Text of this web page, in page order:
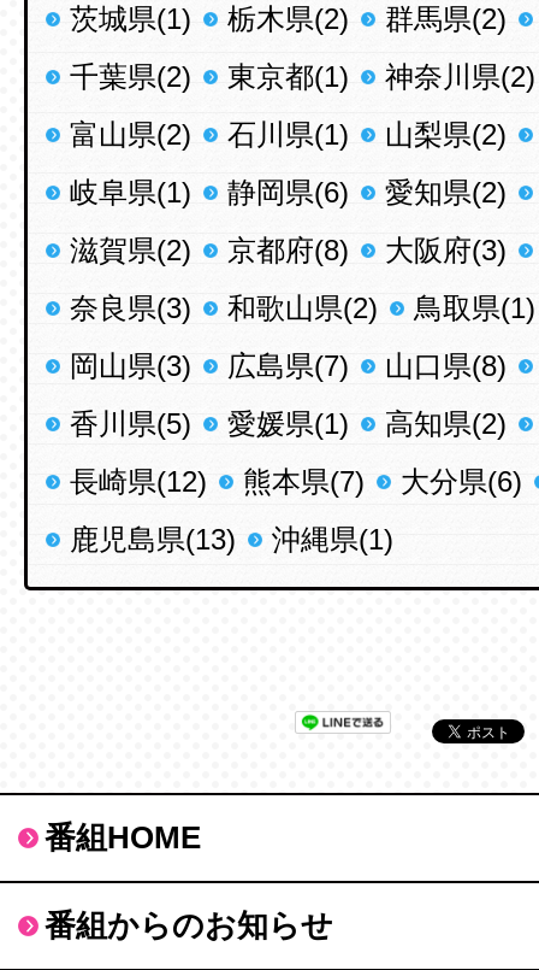
茨城県(1)
栃木県(2)
群馬県(2)
千葉県(2)
東京都(1)
神奈川県(2)
富山県(2)
石川県(1)
山梨県(2)
岐阜県(1)
静岡県(6)
愛知県(2)
滋賀県(2)
京都府(8)
大阪府(3)
奈良県(3)
和歌山県(2)
鳥取県(1)
岡山県(3)
広島県(7)
山口県(8)
香川県(5)
愛媛県(1)
高知県(2)
長崎県(12)
熊本県(7)
大分県(6)
鹿児島県(13)
沖縄県(1)
番組HOME
番組からのお知らせ